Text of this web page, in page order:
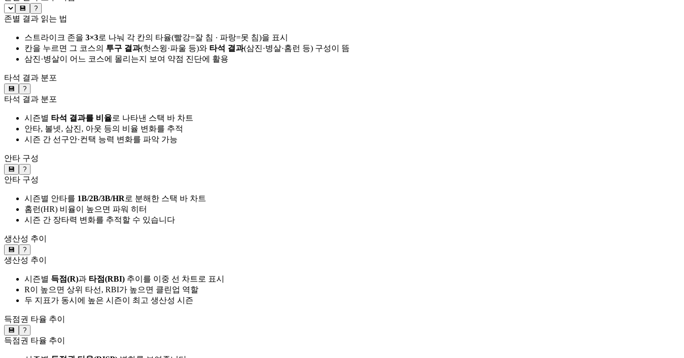
💾 ?
존별 결과 읽는 법
스트라이크 존을 3×3로 나눠 각 칸의 타율(빨강=잘 침 · 파랑=못 침)을 표시
칸을 누르면 그 코스의 투구 결과(헛스윙·파울 등)와 타석 결과(삼진·병살·홈런 등) 구성이 뜸
삼진·병살이 어느 코스에 몰리는지 보여 약점 진단에 활용
타석 결과 분포
💾 ?
타석 결과 분포
시즌별 타석 결과를 비율로 나타낸 스택 바 차트
안타, 볼넷, 삼진, 아웃 등의 비율 변화를 추적
시즌 간 선구안·컨택 능력 변화를 파악 가능
안타 구성
💾 ?
안타 구성
시즌별 안타를 1B/2B/3B/HR로 분해한 스택 바 차트
홈런(HR) 비율이 높으면 파워 히터
시즌 간 장타력 변화를 추적할 수 있습니다
생산성 추이
💾 ?
생산성 추이
시즌별 득점(R)과 타점(RBI) 추이를 이중 선 차트로 표시
R이 높으면 상위 타선, RBI가 높으면 클린업 역할
두 지표가 동시에 높은 시즌이 최고 생산성 시즌
득점권 타율 추이
💾 ?
득점권 타율 추이